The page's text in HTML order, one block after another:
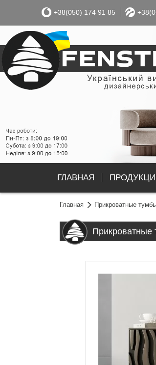
+38(050) 174 91 85
ГЛАВНАЯ
Главная Прикроватные
Прикроватные